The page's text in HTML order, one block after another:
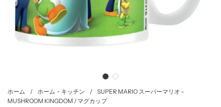
ホーム / ホーム・キッチン /
SUPER MARIO スーパーマリオ -
MUSHROOM KINGDOM / マグカップ